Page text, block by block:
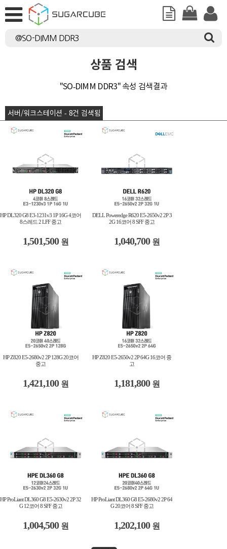
상품 검색
"SO-DIMM DDR3" 속성 검색결과
서버/워크스테이션 - 8건 검색됨
HP DL320 G8 E3-1231v3 1P 16G 4코어
8스레드 2 LFF 중고
1,501,500 원
DELL Poweredge R620 E5-2650v2 2P 3
2G 16코어 8 SFF 중고
1,040,700 원
HP Z820 E5-2680v2 2P 128G 20코어
중고
1,421,100 원
HP Z820 E5-2650v2 2P 64G 16코어 중
고
1,181,800 원
HP ProLiant DL360 G8 E5-2630v2 2P 32
G 12코어 8 SFF 중고
1,004,500 원
HP ProLiant DL360 G8 E5-2680v2 2P 64
G 20코어 8 SFF 중고
1,202,100 원